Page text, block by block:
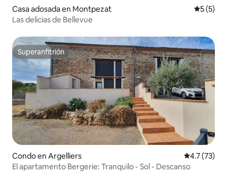
Casa adosada en Montpezat
5 (5)
Las delicias de Bellevue
Superanfitrión
Superanfitrión
Condo en Argelliers Calificación
4.7 (73)
El apartamento Bergerie: Tranquilo - Sol - Descanso